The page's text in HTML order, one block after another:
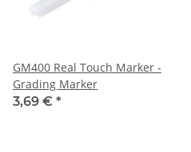
GM400 Real Touch Marker -
Grading Marker
3,69 € *